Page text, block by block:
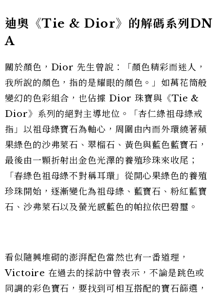
迪奧《Tie & Dior》的解碼系列DN
A
關於顏色，Dior 先生曾說：「顏色精彩而迷人，
我所說的顏色，指的是耀眼的顏色。」如萬花筒般
變幻的色彩組合，也佔據 Dior 珠寶與《Tie &
Dior》系列的絕對主導地位。「杏仁綠祖母綠戒
指」以祖母綠寶石為軸心，周圍由內而外環繞著蘋
果綠色的沙弗萊石、翠榴石、黃色與藍色藍寶石，
最後由一顆折射出金色光澤的養殖珍珠來收尾；
「春綠色祖母綠不對稱耳環」從開心果綠色的養殖
珍珠開始，逐漸變化為祖母綠、藍寶石、粉紅藍寶
石、沙弗萊石以及螢光感藍色的帕拉依巴碧璽。
看似隨興堆砌的澎湃配色當然也有一番道理，
Victoire 在過去的採訪中曾表示，不論是跳色或
同調的彩色寶石，要找到可相互搭配的寶石篩選，